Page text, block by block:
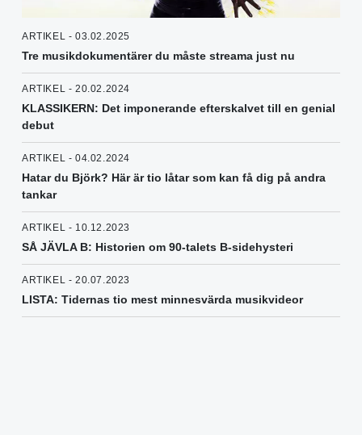
ARTIKEL - 03.02.2025
Tre musikdokumentärer du måste streama just nu
ARTIKEL - 20.02.2024
KLASSIKERN: Det imponerande efterskalvet till en genial
debut
ARTIKEL - 04.02.2024
Hatar du Björk? Här är tio låtar som kan få dig på andra
tankar
ARTIKEL - 10.12.2023
SÅ JÄVLA B: Historien om 90-talets B-sidehysteri
ARTIKEL - 20.07.2023
LISTA: Tidernas tio mest minnesvärda musikvideor